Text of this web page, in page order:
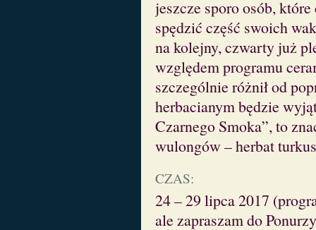
jeszcze sporo osób, które
spędzić część swoich
na kolejny, czwarty już
względem programu
szczególnie różnił od
herbacianym będzie
Czarnego Smoka”, to
wulongów – herbat
CZAS:
24 – 29 lipca 2017
ale zapraszam do